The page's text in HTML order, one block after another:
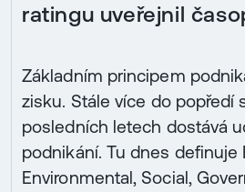
ratingu uveřejnil
Základním principem
zisku. Stále více do popředí
posledních letech dostává
podnikání. Tu dnes definuje
Environmental, Social,